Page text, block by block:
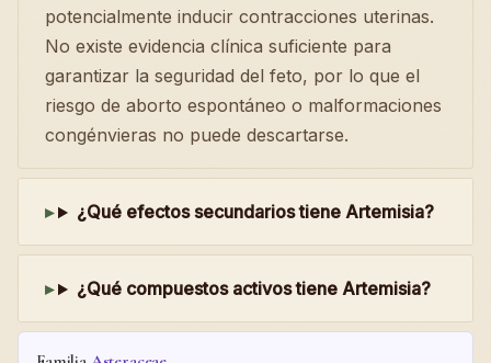
potencialmente inducir contracciones uterinas.
No existe evidencia clínica suficiente para
garantizar la seguridad del feto, por lo que el
riesgo de aborto espontáneo o malformaciones
congénvieras no puede descartarse.
¿Qué efectos secundarios tiene Artemisia?
¿Qué compuestos activos tiene Artemisia?